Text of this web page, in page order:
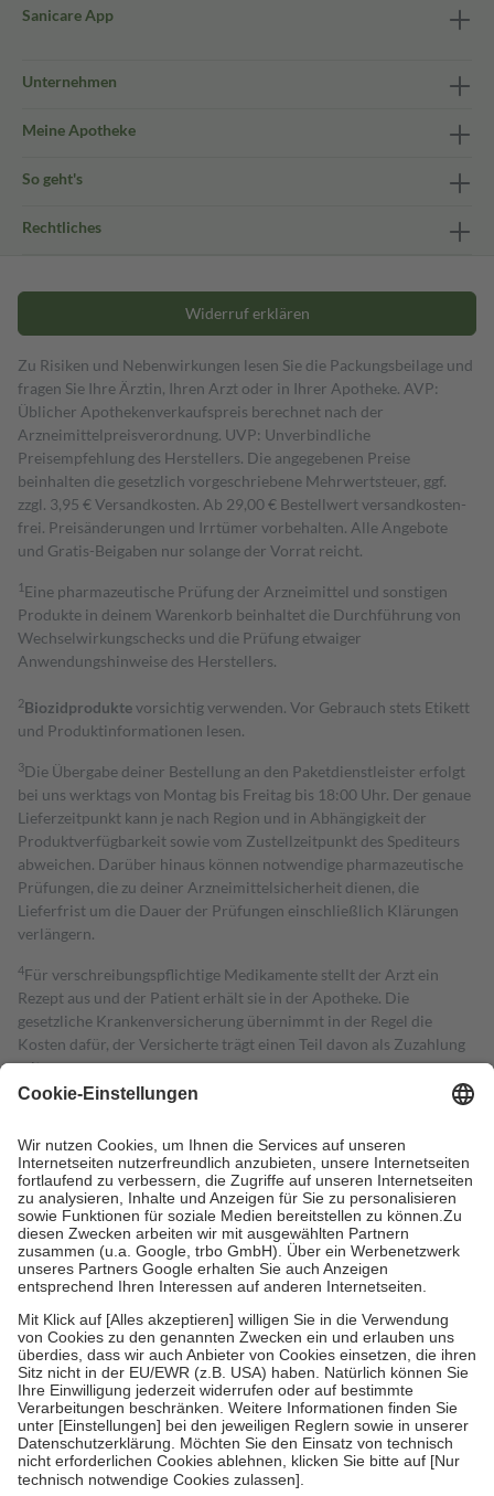
Sanicare App
Unternehmen
Meine Apotheke
So geht's
Rechtliches
Widerruf erklären
Zu Risiken und Nebenwirkungen lesen Sie die Packungsbeilage und
fragen Sie Ihre Ärztin, Ihren Arzt oder in Ihrer Apotheke. AVP:
Üblicher Apothekenverkaufspreis berechnet nach der
Arzneimittelpreisverordnung. UVP: Unverbindliche
Preisempfehlung des Herstellers. Die angegebenen Preise
beinhalten die gesetzlich vorgeschriebene Mehrwertsteuer, ggf.
zzgl. 3,95 € Versandkosten. Ab 29,00 € Bestell­wert versand­kosten­
frei. Preisänderungen und Irrtümer vorbehalten. Alle Angebote
und Gratis-Beigaben nur solange der Vorrat reicht.
1 Eine pharmazeutische Prüfung der Arzneimittel und sonstigen
Produkte in deinem Warenkorb beinhaltet die Durchführung von
Wechselwirkungschecks und die Prüfung etwaiger
Anwendungshinweise des Herstellers.
2Biozidproduktevorsichtig verwenden. Vor Gebrauch stets Etikett
und Produktinformationen lesen.
3Die Übergabe deiner Bestellung an den Paketdienstleister erfolgt
bei uns werktags von Montag bis Freitag bis 18:00 Uhr. Der genaue
Lieferzeitpunkt kann je nach Region und in Abhängigkeit der
Produktverfügbarkeit sowie vom Zustellzeitpunkt des Spediteurs
abweichen. Darüber hinaus können notwendige pharmazeutische
Prüfungen, die zu deiner Arzneimittelsicherheit dienen, die
Lieferfrist um die Dauer der Prüfungen einschließlich Klärungen
verlängern.
4Für verschreibungspflichtige Medikamente stellt der Arzt ein
Rezept aus und der Patient erhält sie in der Apotheke. Die
gesetzliche Krankenversicherung übernimmt in der Regel die
Kosten dafür, der Versicherte trägt einen Teil davon als Zuzahlung
mit.
Grundsätzlich leisten Mitglieder Zuzahlungen in Höhe von zehn
höchstens zehn Euro.
Es sind jedoch nie mehr als die tatsächlichen
Kosten der Leistung zu entrichten.
Diese Regeln gelten grundsätzlich auch für Online-Apotheken.
Bei Heilmitteln und häuslicher Krankenpflege beträgt die
Zuzahlung zehn Prozent der Kosten sowie zehn Euro je
Verordnung.
Um das Engagement der Versicherten für ihre eigene Gesundheit zu
stärken und die besondere Stellung der Familie zu unterstützen,
fallenkeine Zuzahlungenan bei:
• Kindern und Jugendlichen bis zum vollendeten 18. Lebensjahr
mit Ausnahme der Fahrkosten
• Untersuchungen zur Vorsorge und Früherkennung, die von der
GKV getragen werden
• empfohlenen Schutzimpfungen
• Harn- und Blutteststreifen